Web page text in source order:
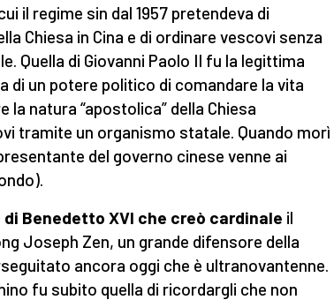
il regime sin dal 1957 pretendeva di
Chiesa in Cina e di ordinare vescovi senza
Quella di Giovanni Paolo II fu la legittima
di un potere politico di comandare la vita
la natura “apostolica” della Chiesa
tramite un organismo statale. Quando morì
del governo cinese venne ai
Benedetto XVI che creò cardinale il
Joseph Zen, un grande difensore della
ancora oggi che è ultranovantenne.
fu subito quella di ricordargli che non